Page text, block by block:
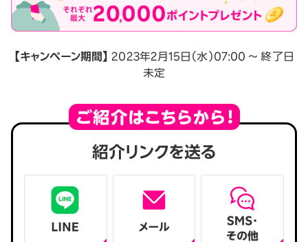
【キャンペーン期間】
2023年2月15日（水）07:00 ～ 終了日
未定
紹介リンクを送る